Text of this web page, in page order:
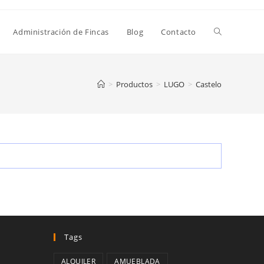
Administración de Fincas Blog Contacto
> Productos > LUGO > Castelo
Tags
ALQUILER AMUEBLADA